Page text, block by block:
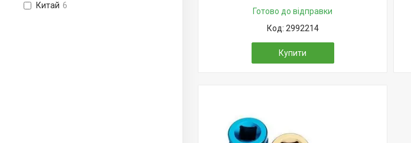
Китай 6
Готово до відправки
2992214
Купити